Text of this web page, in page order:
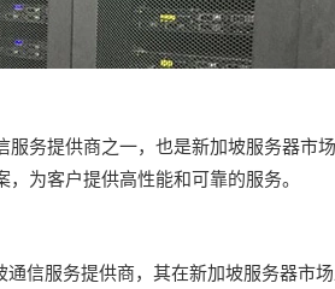
服务提供商之一，也是新加坡服务器市
为客户提供高性能和可靠的服务。
信服务提供商，其在新加坡服务器市